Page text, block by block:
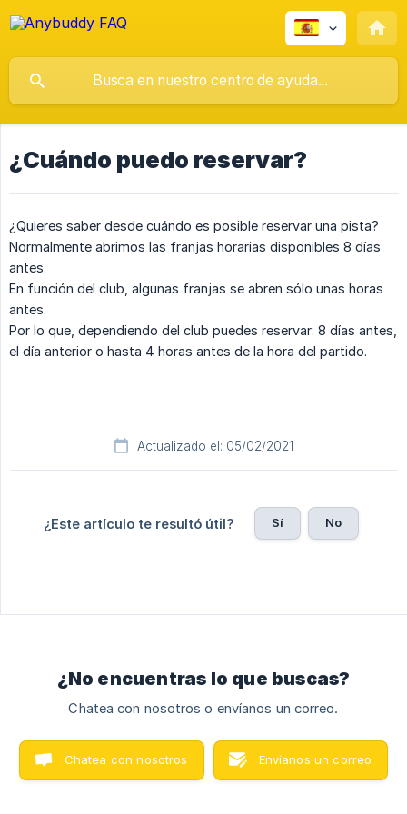
¿Cuándo puedo reservar?
¿Quieres saber desde cuándo es posible reservar una pista?
Normalmente abrimos las franjas horarias disponibles 8 días
antes.
En función del club, algunas franjas se abren sólo unas horas
antes.
Por lo que, dependiendo del club puedes reservar: 8 días antes,
el día anterior o hasta 4 horas antes de la hora del partido.
Actualizado el: 05/02/2021
¿Este artículo te resultó útil? Sí No
¿No encuentras lo que buscas?
Chatea con nosotros o envíanos un correo.
Chatea con nosotros Envíanos un correo